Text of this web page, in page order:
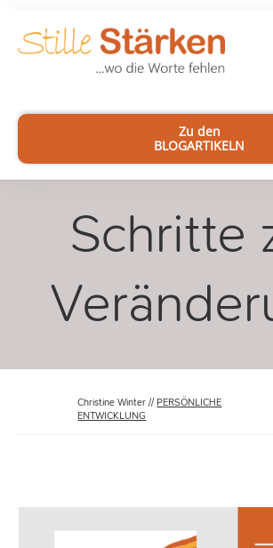
Zu den
BLOGARTIKELN
Schritte
Christine Winter // PERSÖNLICHE
ENTWICKLUNG